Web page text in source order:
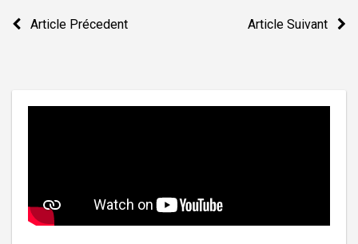
Navigation
Article Précedent Article Suivant